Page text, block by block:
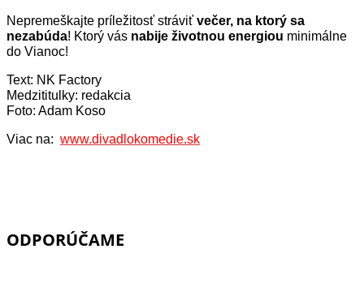
Nepremeškajte príležitosť stráviť večer, na ktorý sa
nezabúda! Ktorý vás nabije životnou energiou minimálne
do Vianoc!
Text: NK Factory
Medzititulky: redakcia
Foto: Adam Koso
Viac na: www.divadlokomedie.sk
ODPORÚČAME